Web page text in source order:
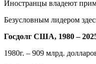
Иностранцы владеют
Безусловным лидером
Госдолг США, 1980 –
1980г. – 909 млрд.